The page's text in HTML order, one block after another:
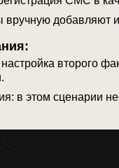
в этом сценарии
второго
вручную добавляют